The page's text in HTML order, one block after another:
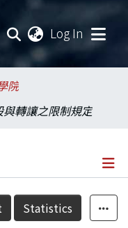
Log In
院
與轉讓之限制規定
Statistics